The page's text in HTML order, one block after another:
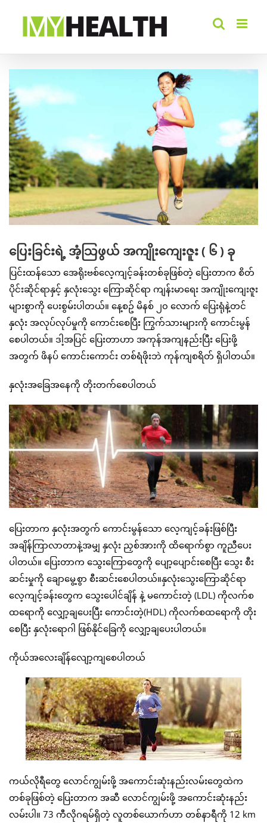
Larger
Image
ပြေးခြင်းရဲ့ အံ့သြဖွယ် အကျိုးကျေးဇူး ( ၆ ) ခု
ပြင်းထန်သော အေရိုးဗစ်လေ့ကျင့်ခန်းတစ်ခုဖြစ်တဲ့ ပြေးတာက စိတ်
ပိုင်းဆိုင်ရာနှင့် နှလုံးသွေး ကြောဆိုင်ရာ ကျန်းမာရေး အကျိုးကျေးဇူး
များစွာကို ပေးစွမ်းပါတယ်။ နေ့စဥ် မိနစ် ၂၀ လောက် ပြေးရုံနဲ့တင်
နှလုံး အလုပ်လုပ်မှုကို ကောင်းစေပြီး ကြွက်သားများကို ကောင်းမွန်
စေပါတယ်။ ဒါ့အပြင် ပြေးတာဟာ အကုန်အကျနည်းပြီး ပြေးဖို့
အတွက် ဖိနပ် ကောင်းကောင်း တစ်ရံဖိုးဘဲ ကုန်ကျစရိတ် ရှိပါတယ်။
နှလုံးအခြေအနေကို တိုးတက်စေပါတယ်
ပြေးတာက နှလုံးအတွက် ကောင်းမွန်သော လေ့ကျင့်ခန်းဖြစ်ပြီး
အချိန်ကြာလာတာနဲ့အမျှ နှလုံး ညှစ်အားကို ထိရောက်စွာ ကူညီပေး
ပါတယ်။ ပြေးတာက သွေးကြောတွေကို ပျော့ပျောင်းစေပြီး သွေး စီး
ဆင်းမှုကို ချောမွေ့စွာ စီးဆင်းစေပါတယ်။နှလုံးသွေးကြောဆိုင်ရာ
လေ့ကျင့်ခန်းတွေက သွေးပေါင်ချိန် နဲ့ မကောင်းတဲ့ (LDL) ကိုလက်စ
ထရောကို လျှော့ချပေးပြီး ကောင်းတဲ့(HDL) ကိုလက်စထရောကို တိုး
စေပြီး နှလုံးရောဂါ ဖြစ်နိုင်ခြေကို လျှော့ချပေးပါတယ်။
ကိုယ်အလေးချိန်လျော့ကျစေပါတယ်
ကယ်လိုရီတွေ လောင်ကျွမ်းဖို့ အကောင်းဆုံးနည်းလမ်းတွေထဲက
တစ်ခုဖြစ်တဲ့ ပြေးတာက အဆီ လောင်ကျွမ်းဖို့ အကောင်းဆုံးနည်း
လမ်းပါ။ 73 ကီလိုဂရမ်ရှိတဲ့ လူတစ်ယောက်ဟာ တစ်နာရီကို 12 km